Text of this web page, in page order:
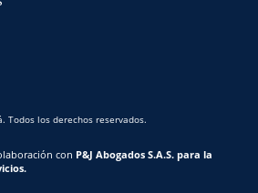
Todos los derechos reservados.
con P&J Abogados S.A.S. para la